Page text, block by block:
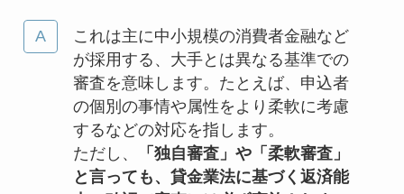
これは主に中小規模の消費者金融など
が採用する、大手とは異なる基準での
審査を意味します。たとえば、申込者
の個別の事情や属性をより柔軟に考慮
するなどの対応を指します。
ただし、
「独自審査」や「柔軟審査」
と言っても、貸金業法に基づく返済能